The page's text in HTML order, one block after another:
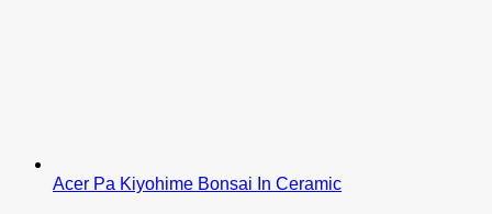
Acer Pa Kiyohime Bonsai In Ceramic